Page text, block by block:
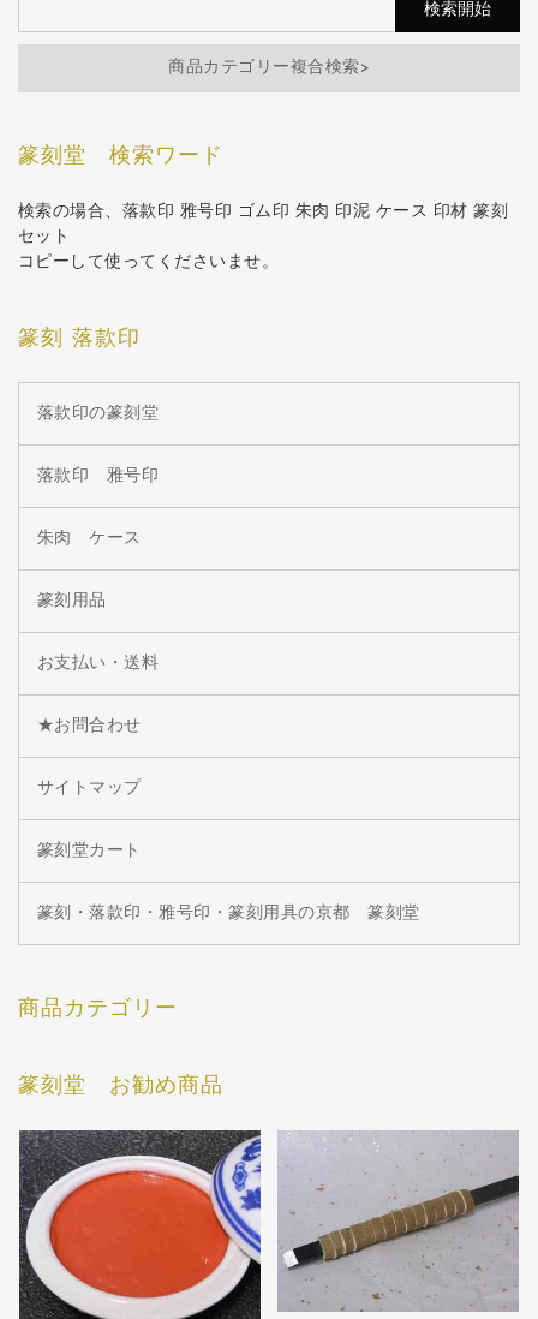
商品カテゴリー複合検索>
篆刻堂 検索ワード
検索の場合、落款印 雅号印 ゴム印 朱肉 印泥 ケース 印材 篆刻
セット
コピーして使ってくださいませ。
篆刻 落款印
落款印の篆刻堂
落款印 雅号印
朱肉 ケース
篆刻用品
お支払い・送料
★お問合わせ
サイトマップ
篆刻堂カート
篆刻・落款印・雅号印・篆刻用具の京都 篆刻堂
商品カテゴリー
篆刻堂 お勧め商品